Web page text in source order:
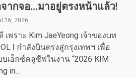
ากจอ…มาอยู่ตรงหน้าแล้ว!
16, 2026
พราะ Kim JaeYeong เจ้าของบท
I กำลังบินตรงสู่กรุงเทพฯ เพื่อ
เอ็กซ์คลูซีฟในงาน “2026 KIM
in...